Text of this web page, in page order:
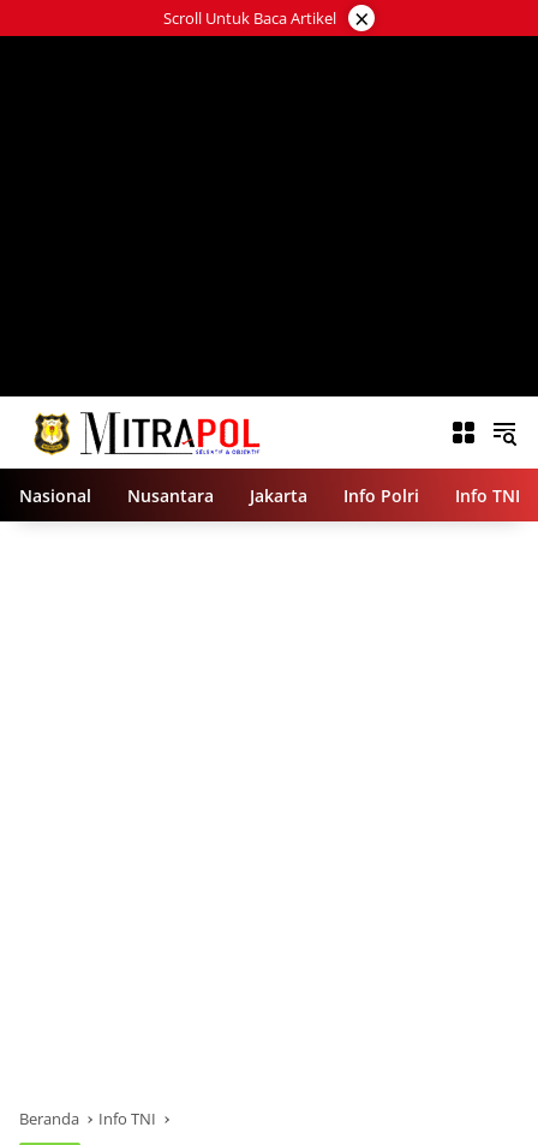
ke
Scroll Untuk Baca Artikel ×
Nasional Nusantara Jakarta Info Polri Info TNI
Beranda Info TNI